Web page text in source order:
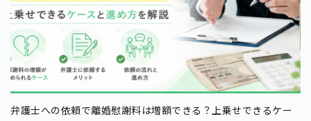
弁護士への依頼で離婚慰謝料は増額できる？上乗せできるケー